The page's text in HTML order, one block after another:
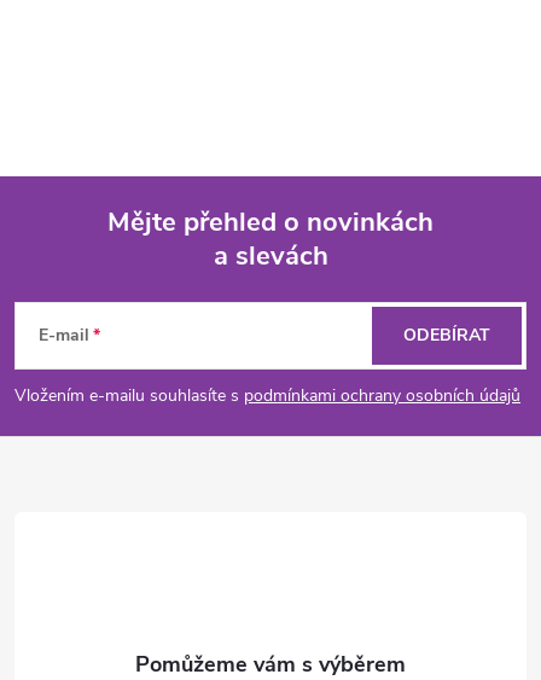
p
a
Mějte přehled o novinkách
a slevách
E-mail
Vložením e-mailu souhlasíte s podmínkami ochrany osobních údajů
ODEBÍRAT